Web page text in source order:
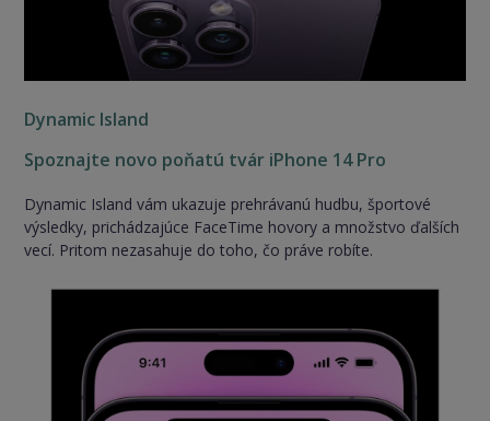
Dynamic Island
Spoznajte novo poňatú tvár iPhone 14 Pro
Dynamic Island vám ukazuje prehrávanú hudbu, športové
výsledky, prichádzajúce FaceTime hovory a množstvo ďalších
vecí. Pritom nezasahuje do toho, čo práve robíte.